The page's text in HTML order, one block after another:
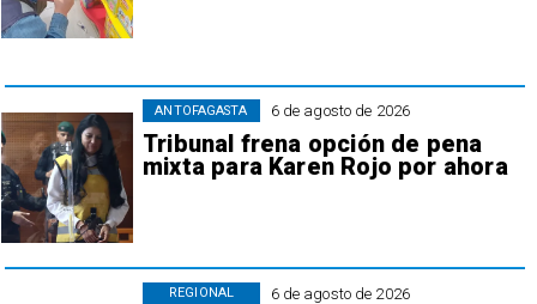
6 de agosto de 2026
Tribunal frena opción de pena
mixta para Karen Rojo por ahora
ANTOFAGASTA
6 de agosto de 2026
REGIONAL